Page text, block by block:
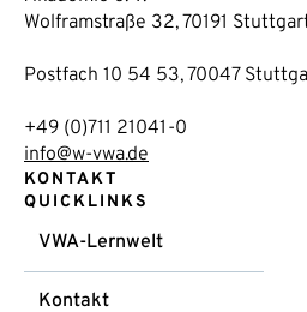
Wolframstraße 32, 70191
Postfach 10 54 53, 70047
+49 (0)711 21041-0
info@w-vwa.de
KONTAKT
QUICKLINKS
VWA-Lernwelt
Kontakt